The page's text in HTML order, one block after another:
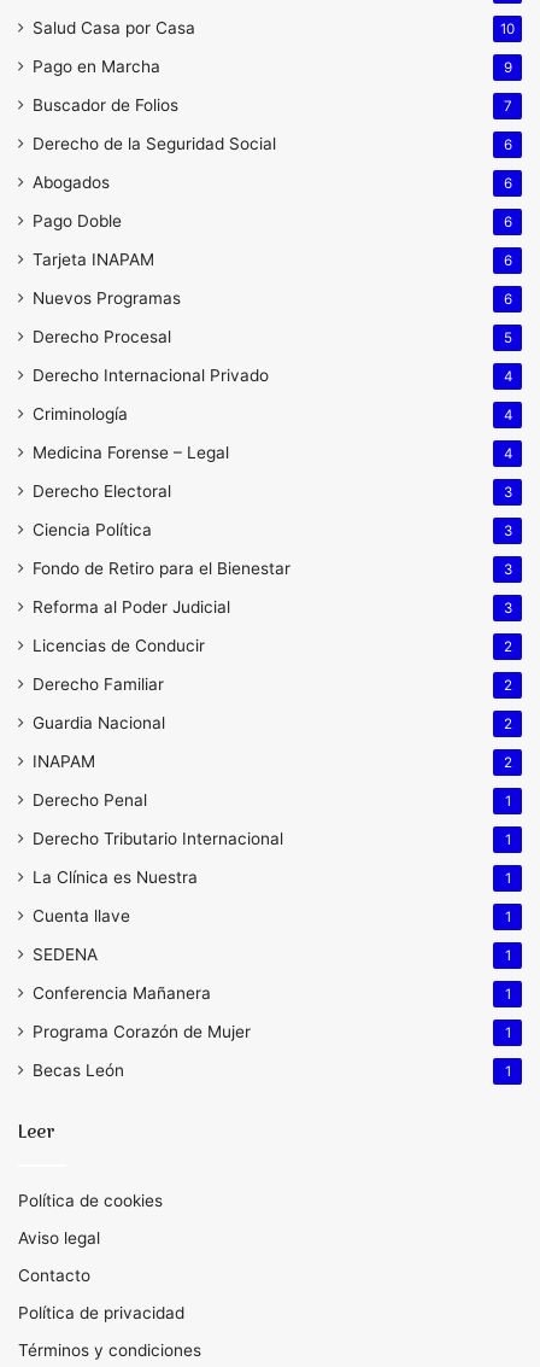
Salud Casa por Casa 10
Pago en Marcha 9
Buscador de Folios 7
Derecho de la Seguridad Social 6
Abogados 6
Pago Doble 6
Tarjeta INAPAM 6
Nuevos Programas 6
Derecho Procesal 5
Derecho Internacional Privado 4
Criminología 4
Medicina Forense – Legal 4
Derecho Electoral 3
Ciencia Política 3
Fondo de Retiro para el Bienestar 3
Reforma al Poder Judicial 3
Licencias de Conducir 2
Derecho Familiar 2
Guardia Nacional 2
INAPAM 2
Derecho Penal 1
Derecho Tributario Internacional 1
La Clínica es Nuestra 1
Cuenta llave 1
SEDENA 1
Conferencia Mañanera 1
Programa Corazón de Mujer 1
Becas León 1
Leer
Política de cookies
Aviso legal
Contacto
Política de privacidad
Términos y condiciones